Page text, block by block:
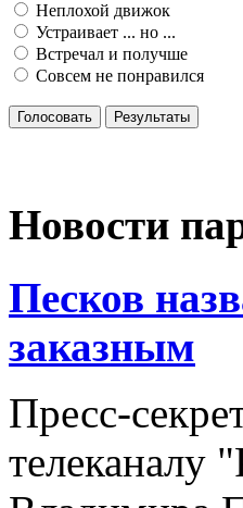
Неплохой движок
Устраивает ... но ...
Встречал и получше
Совсем не понравился
Голосовать Результаты
Новости
Песков
заказным
Пресс-
телеканалу